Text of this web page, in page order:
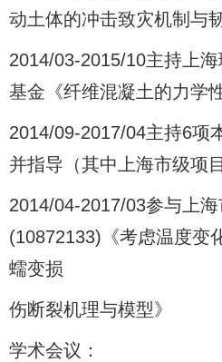
动土体的冲击致灾机制与
2014/03-2015/10主持上
基金《纤维混凝土的力学
2014/09-2017/04主持6项
并指导（其中上海市级项
2014/04-2017/03参与上
(10872133)《考虑温度变
蠕变损
伤断裂机理与模型》
学术会议：